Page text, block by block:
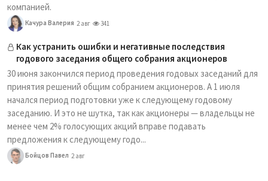
компанией.
Качура Валерия 2 авг 341
Как устранить ошибки и негативные последствия
годового заседания общего собрания акционеров
30 июня закончился период проведения годовых заседаний для
принятия решений общим собранием акционеров. А 1 июля
начался период подготовки уже к следующему годовому
заседанию. И это не шутка, так как акционеры — владельцы не
менее чем 2% голосующих акций вправе подавать
предложения к следующему годо...
Бойцов Павел 2 авг